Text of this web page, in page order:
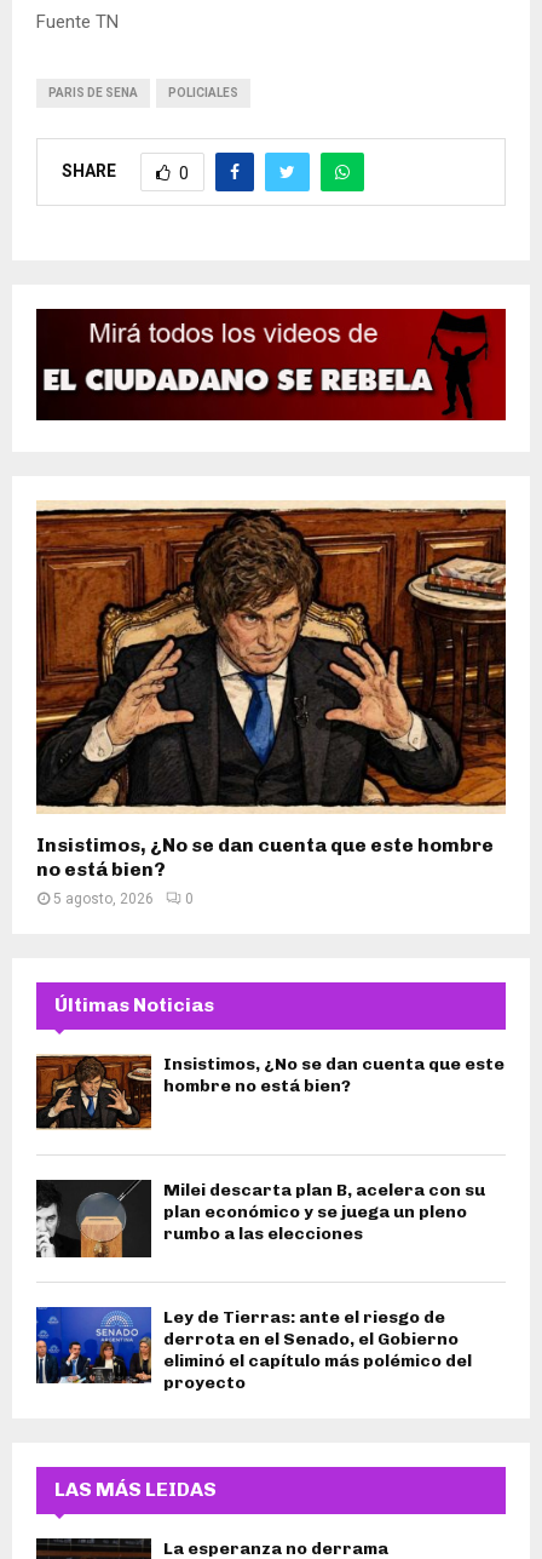
Fuente TN
PARIS DE SENA POLICIALES
SHARE 0
Insistimos, ¿No se dan cuenta que este hombre
no está bien?
5 agosto, 2026 0
Últimas Noticias
Insistimos, ¿No se dan cuenta que este
hombre no está bien?
Milei descarta plan B, acelera con su
plan económico y se juega un pleno
rumbo a las elecciones
Ley de Tierras: ante el riesgo de
derrota en el Senado, el Gobierno
eliminó el capítulo más polémico del
proyecto
LAS MÁS LEIDAS
La esperanza no derrama